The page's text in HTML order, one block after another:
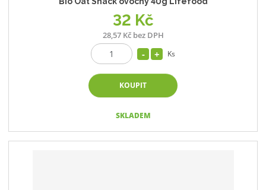
32 Kč
28,57 Kč bez DPH
Ks
KOUPIT
SKLADEM